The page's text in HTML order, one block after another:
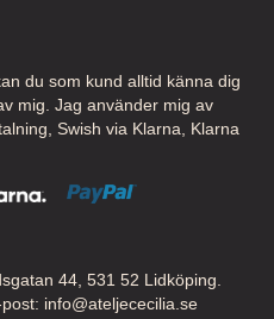
du som kund alltid känna dig
mig. Jag använder mig av
Swish via Klarna, Klarna
44, 531 52 Lidköping.
info@ateljececilia.se